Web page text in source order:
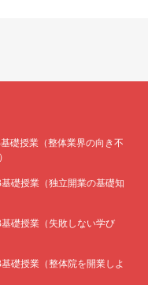
礎授業（整体業界の向き不
基礎授業（独立開業の基礎知
基礎授業（失敗しない学び
基礎授業（整体院を開業しよ